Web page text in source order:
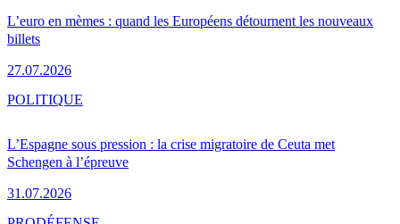
L’euro en mèmes : quand les Européens détournent les nouveaux
billets
27.07.2026
L’Espagne sous pression : la crise migratoire de Ceuta met
Schengen à l’épreuve
31.07.2026
POLITIQUE